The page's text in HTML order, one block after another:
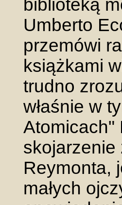
biblioteką
Umberto
przemówi
książkami
trudno
właśnie w
Atomicach"
skojarzenie
Reymonta,
małych